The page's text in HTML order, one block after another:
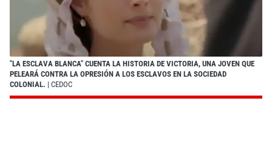
"LA ESCLAVA BLANCA" CUENTA LA HISTORIA DE VICTORIA, UNA JOVEN QUE
PELEARÁ CONTRA LA OPRESIÓN A LOS ESCLAVOS EN LA SOCIEDAD
COLONIAL. | CEDOC